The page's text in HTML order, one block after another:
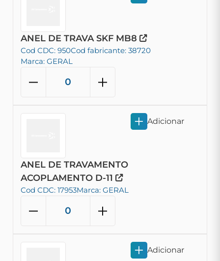
ANEL DE TRAVA SKF MB8
Cod CDC: 950Cod fabricante: 38720
Marca: GERAL
ANEL DE TRAVAMENTO
ACOPLAMENTO D-11
Cod CDC: 17953Marca: GERAL
Adicionar
Adicionar